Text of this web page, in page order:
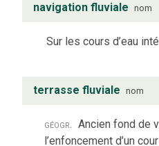
navigation fluviale nom
Sur les cours d’eau
terrasse fluviale nom
géogr. Ancien fond de
l’enfoncement d’un